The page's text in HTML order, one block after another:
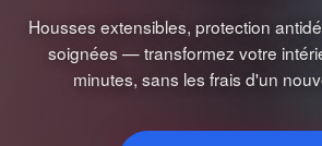
Housses extensibles, protection
soignées — transformez votre
minutes, sans les frais d'un